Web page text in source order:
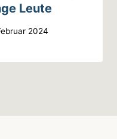
Leute
2024